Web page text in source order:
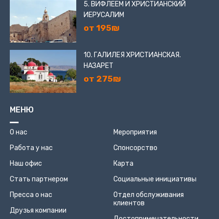
5. ВИФЛЕЕМ И ХРИСТИАНСКИЙ
ИЕРУСАЛИМ
от 195₪
10. ГАЛИЛЕЯ ХРИСТИАНСКАЯ.
НАЗАРЕТ
от 275₪
МЕНЮ
О нас
Работа у нас
Наш офис
Стать партнером
Пресса о нас
Друзья компании
Мероприятия
Спонсорство
Карта
Социальные инициативы
Отдел обслуживания
клиентов